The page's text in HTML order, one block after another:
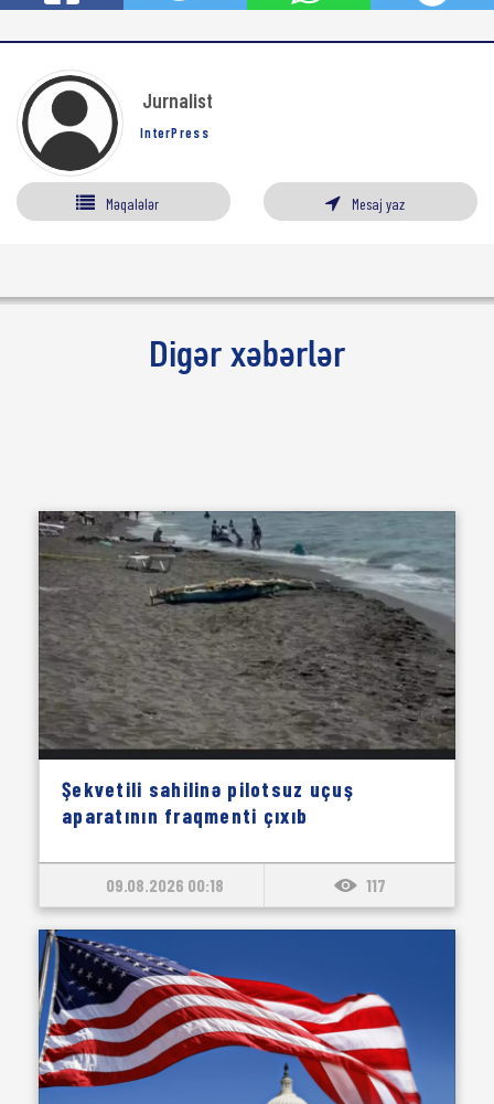
Jurnalist
InterPress
Məqalələr Mesaj yaz
Digər xəbərlər
Şekvetili sahilinə pilotsuz uçuş
aparatının fraqmenti çıxıb
09.08.2026 00:18 117